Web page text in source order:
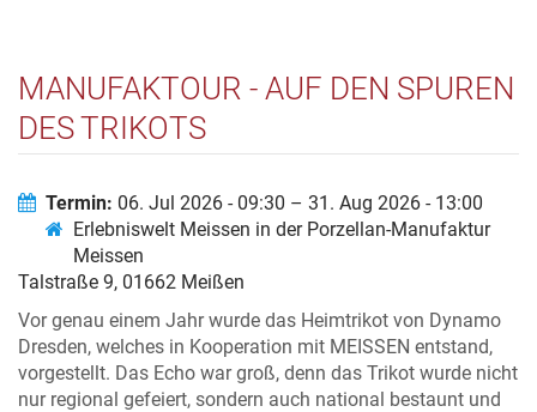
MANUFAKTOUR - AUF DEN SPUREN
DES TRIKOTS
Termin: 06. Jul 2026 - 09:30 – 31. Aug 2026 - 13:00
Erlebniswelt Meissen in der Porzellan-Manufaktur
Meissen
Talstraße 9, 01662 Meißen
Vor genau einem Jahr wurde das Heimtrikot von Dynamo
Dresden, welches in Kooperation mit MEISSEN entstand,
vorgestellt. Das Echo war groß, denn das Trikot wurde nicht
nur regional gefeiert, sondern auch national bestaunt und